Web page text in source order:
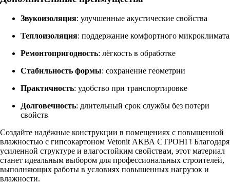
Звукоизоляция: улучшенные акустические свойства
Теплоизоляция: поддержание комфортного микроклимата
Ремонтопригодность: лёгкость в обработке
Стабильность формы: сохранение геометрии
Практичность: удобство при транспортировке
Долговечность: длительный срок службы без потери
свойств
Создайте надёжные конструкции в помещениях с повышенной
влажностью с гипсокартоном Vetonit АКВА СТРОНГ! Благодаря
усиленной структуре и влагостойким свойствам, этот материал
станет идеальным выбором для профессиональных строителей,
выполняющих работы в условиях повышенных нагрузок и
влажности.